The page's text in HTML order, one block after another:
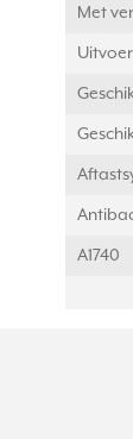
Met
A1740